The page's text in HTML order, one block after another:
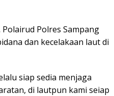
Polres Sampang
dan kecelakaan laut di
siap sedia menjaga
di lautpun kami seiap